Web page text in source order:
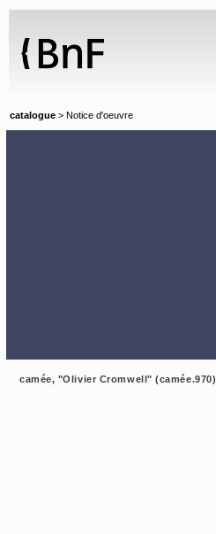
catalogue > Notice d'oeuvre
camée, "Olivier Cromwell" (camée.970)